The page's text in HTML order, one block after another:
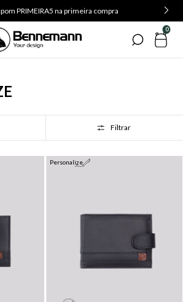
PRIMEIRA5 na primeira compra
0
Filtrar
Personalize